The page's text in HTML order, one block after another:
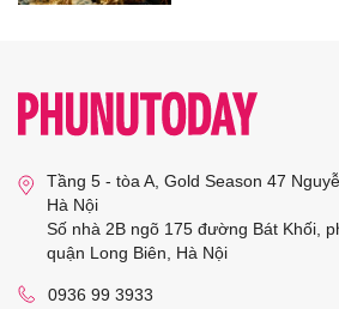
Tầng 5 - tòa A, Gold Season 47
Hà Nội
Số nhà 2B ngõ 175 đường Bát Khối,
quận Long Biên, Hà Nội
0936 99 3933